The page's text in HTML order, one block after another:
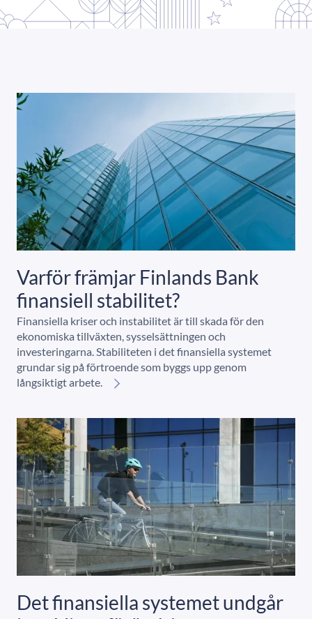
Varför främjar Finlands Bank
finansiell stabilitet?
Finansiella kriser och instabilitet är till skada för den
ekonomiska tillväxten, sysselsättningen och
investeringarna. Stabiliteten i det finansiella systemet
grundar sig på förtroende som byggs upp genom
långsiktigt arbete.
Det finansiella systemet undgår